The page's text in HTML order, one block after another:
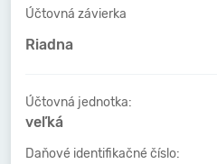
Účtovná závierka
Riadna
Účtovná jednotka:
veľká
Daňové identifikačné číslo: